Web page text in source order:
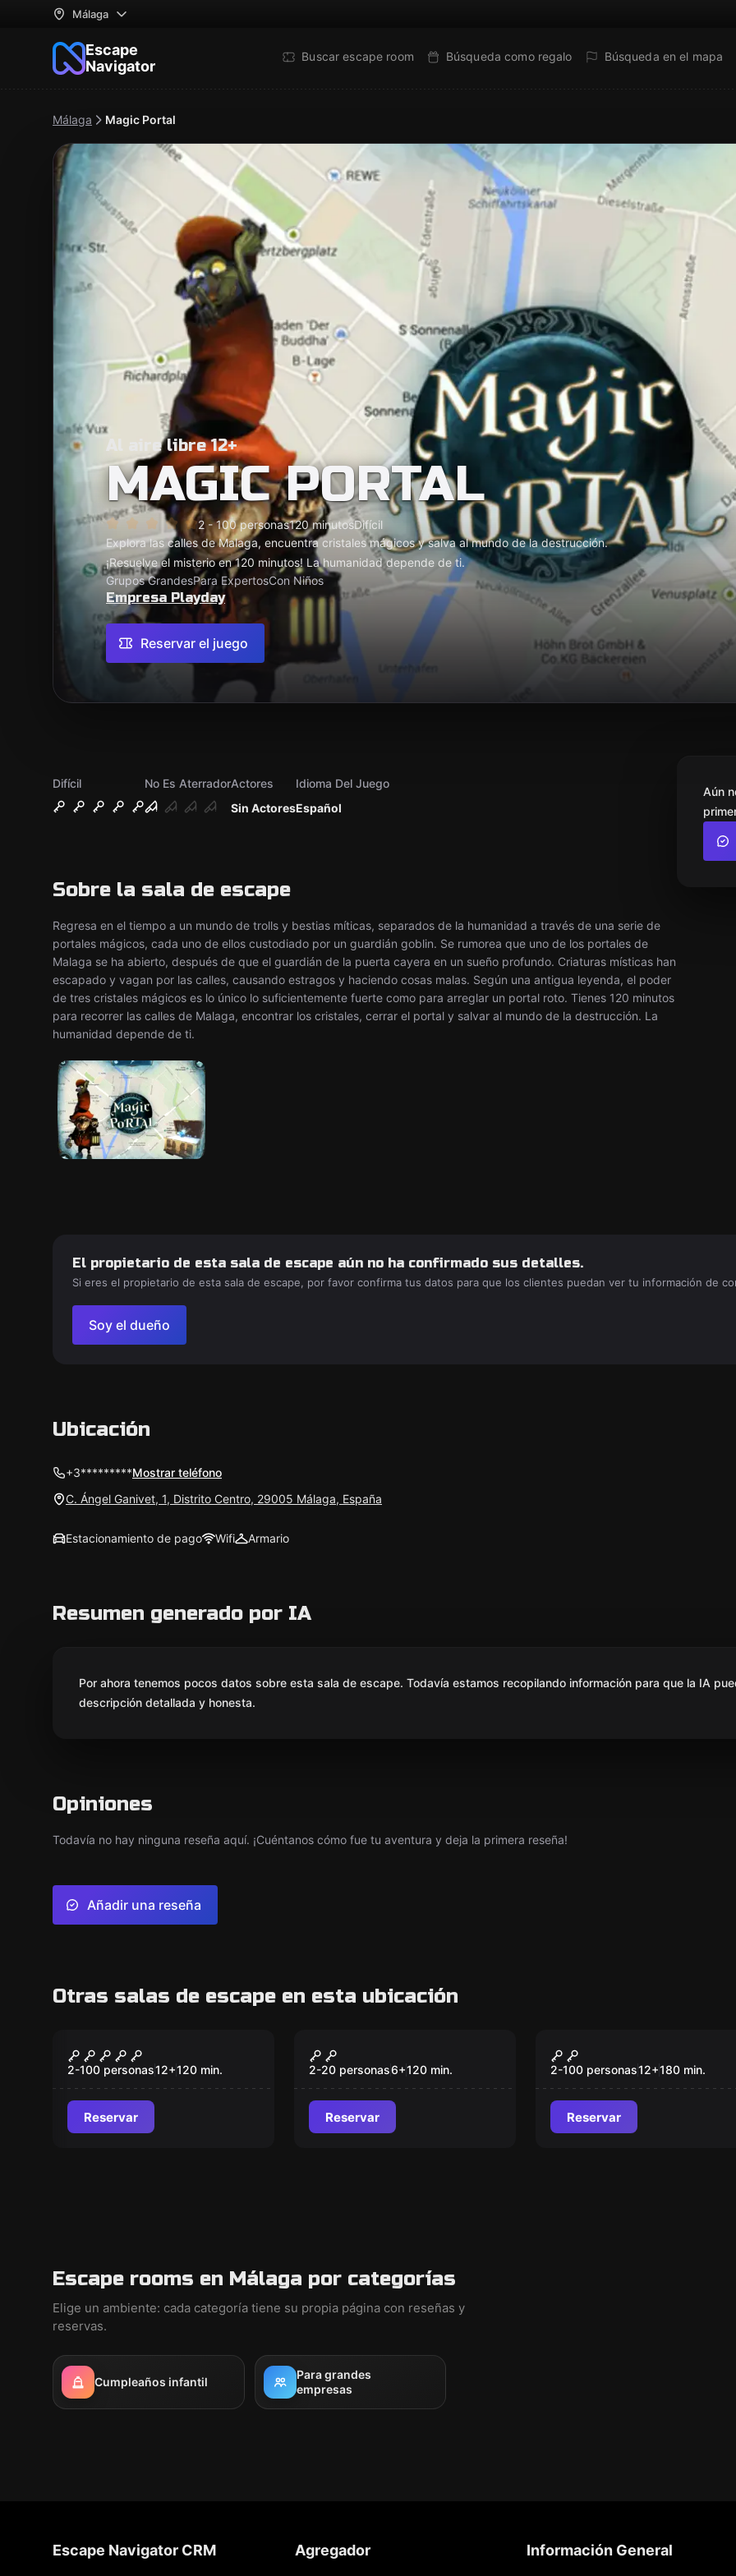
Málaga
Escape
Navigator
Buscar escape room Búsqueda como regalo Búsqueda en el mapa
Málaga Magic Portal
Al aire libre 12+
MAGIC PORTAL
2 - 100 personas120 minutosDifícil
Explora las calles de Malaga, encuentra cristales mágicos y salva al mundo de la destrucción.
¡Resuelve el misterio en 120 minutos! La humanidad depende de ti.
Grupos GrandesPara ExpertosCon Niños
Empresa Playday
Reservar el juego
Difícil
No Es Aterrador
Sin Actores
Actores
Español
Idioma Del Juego
Sobre la sala de escape
Regresa en el tiempo a un mundo de trolls y bestias míticas, separados de la humanidad a través de una serie de
portales mágicos, cada uno de ellos custodiado por un guardián goblin. Se rumorea que uno de los portales de
Malaga se ha abierto, después de que el guardián de la puerta cayera en un sueño profundo. Criaturas místicas han
escapado y vagan por las calles, causando estragos y haciendo cosas malas. Según una antigua leyenda, el poder
de tres cristales mágicos es lo único lo suficientemente fuerte como para arreglar un portal roto. Tienes 120 minutos
para recorrer las calles de Malaga, encontrar los cristales, cerrar el portal y salvar al mundo de la destrucción. La
humanidad depende de ti.
Aún
El propietario de esta sala de escape aún no ha confirmado sus detalles.
Si eres el propietario de esta sala de escape, por favor confirma tus datos para que los clientes puedan ver tu información de
Soy el dueño
Ubicación
+3*********Mostrar teléfono
C. Ángel Ganivet, 1, Distrito Centro, 29005 Málaga, España
Estacionamiento de pago Wifi Armario
Resumen generado por IA
Por ahora tenemos pocos datos sobre esta sala de escape. Todavía estamos recopilando información para que la IA
descripción detallada y honesta.
Opiniones
Todavía no hay ninguna reseña aquí. ¡Cuéntanos cómo fue tu aventura y deja la primera reseña!
Añadir una reseña
Otras salas de escape en esta ubicación
Operación Mindfall
2-100 personas12+120 min.
Reservar
Nuevo
Portal Mágico
2-20 personas6+120 min.
Reservar
Juego Historico
2-100 personas12+180 min.
Reservar
Escape rooms en Málaga por categorías
Elige un ambiente: cada categoría tiene su propia página con reseñas y
reservas.
Cumpleaños infantil
Para grandes
empresas
Escape Navigator CRM Agregador Información General